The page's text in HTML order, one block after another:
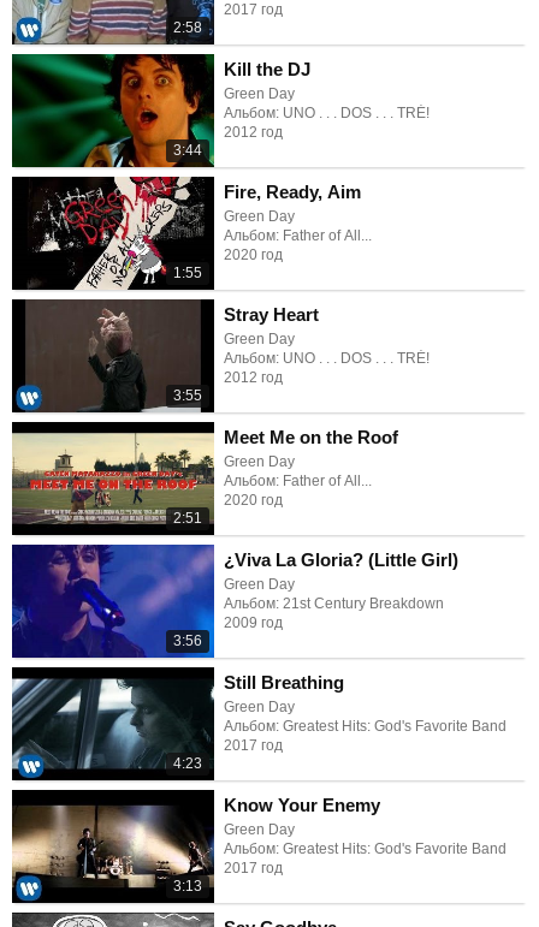
2:58
2017 год
3:44
Kill the DJ
Green Day
Альбом: UNO . . . DOS . . . TRÉ!
2012 год
1:55
Fire, Ready, Aim
Green Day
Альбом: Father of All...
2020 год
3:55
Stray Heart
Green Day
Альбом: UNO . . . DOS . . . TRÉ!
2012 год
2:51
Meet Me on the Roof
Green Day
Альбом: Father of All...
2020 год
3:56
¿Viva La Gloria? (Little Girl)
Green Day
Альбом: 21st Century Breakdown
2009 год
4:23
Still Breathing
Green Day
Альбом: Greatest Hits: God's Favorite Band
2017 год
3:13
Know Your Enemy
Green Day
Альбом: Greatest Hits: God's Favorite Band
2017 год